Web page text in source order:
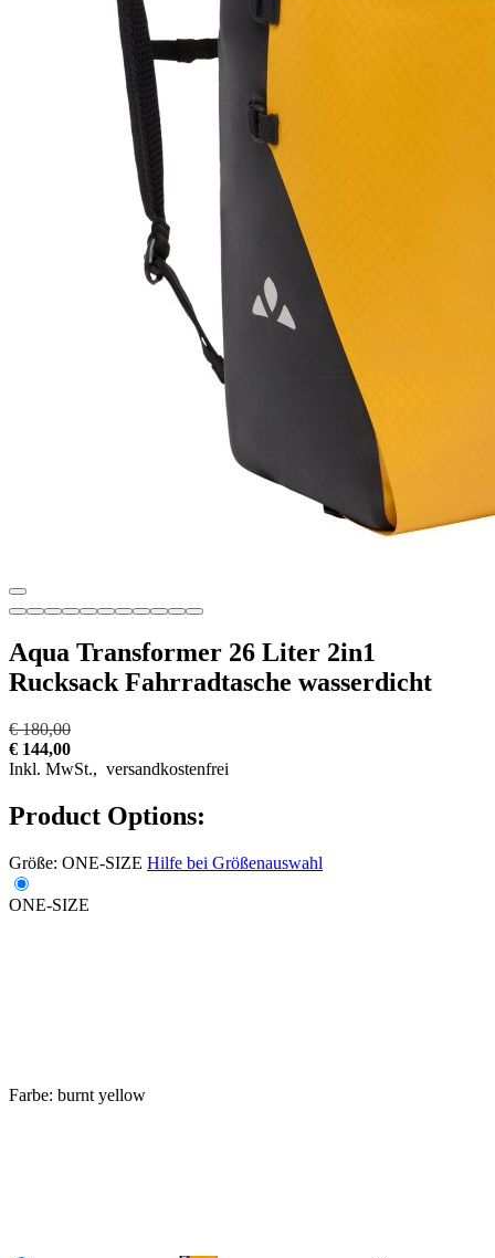
Aqua Transformer 26 Liter 2in1
Rucksack Fahrradtasche wasserdicht
€ 180,00
€ 144,00
Inkl. MwSt., versandkostenfrei
Product Options:
Größe: ONE-SIZE Hilfe bei Größenauswahl
ONE-SIZE
Farbe: burnt yellow